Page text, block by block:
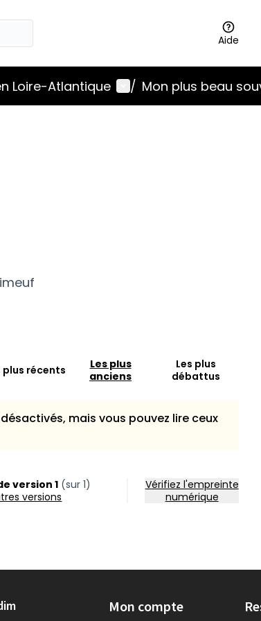
Aide
Loire-Atlantique Menu utilisateur
/ Mon plus beau
plus récents
Les plus
anciens
Les plus
débattus
mais vous pouvez lire ceux
version 1 (sur 1)
versions
Vérifiez l'empreinte
numérique
Mon compte